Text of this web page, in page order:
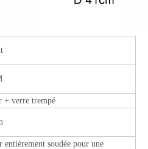
+ verre trempé
entièrement soudée pour une